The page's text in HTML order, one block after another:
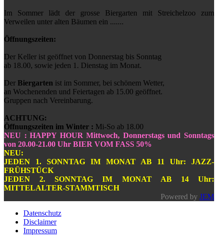
Im Sommer lädt der grosse Biergarten mit Streichelzoo zum
Verweilen unter alten Bäumen ein .......
Öffnungszeiten:
Der Keller ist geöffnet von Donnerstag bis Sonntag
ab 18.00, sowie jeden 1. Dienstag im Monat.
Der Biergarten ist im Sommer, bei schönem Wetter,
an Wochenenden und Feiertagen ab 15.00 geöffnet.
Gruppen nach Vereinbarung.
ACHTUNG:
Öffnungszeiten im Winter : Mi-So ab 18.00
NEU : HAPPY HOUR Mittwoch, Donnerstags und Sonntags
von 20.00-21.00 Uhr BIER VOM FASS 50%
NEU:
JEDEN 1. SONNTAG IM MONAT AB 11 Uhr: JAZZ-
FRÜHSTÜCK
JEDEN 2. SONNTAG IM MONAT AB 14 Uhr:
MITTELALTER-STAMMTISCH
Powered by JEM
Datenschutz
Disclaimer
Impressum